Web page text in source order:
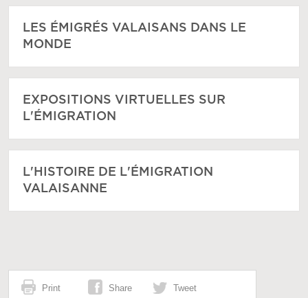
LES ÉMIGRÉS VALAISANS DANS LE
MONDE
EXPOSITIONS VIRTUELLES SUR
L'ÉMIGRATION
L'HISTOIRE DE L'ÉMIGRATION
VALAISANNE
Print Share Tweet